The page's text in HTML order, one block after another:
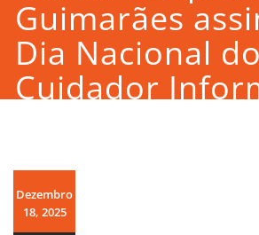
Guimarães
Dia Nacional do
Cuidador
Dezembro
18, 2025